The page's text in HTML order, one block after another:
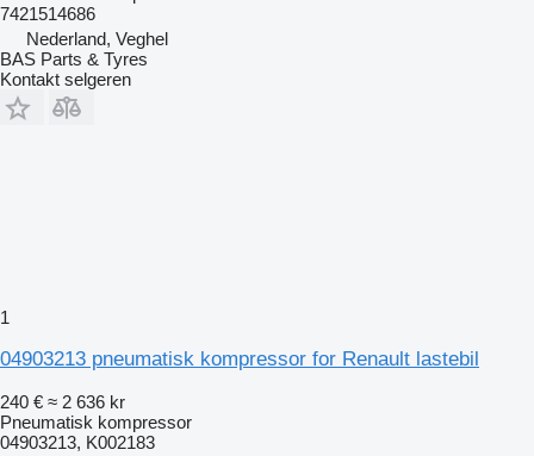
7421514686
Nederland, Veghel
BAS Parts & Tyres
Kontakt selgeren
1
04903213 pneumatisk kompressor for Renault lastebil
240 € ≈ 2 636 kr
Pneumatisk kompressor
04903213, K002183